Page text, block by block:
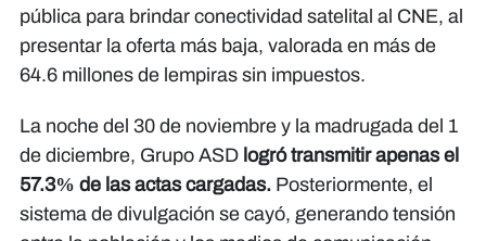
pública para brindar conectividad satelital al CNE, al
presentar la oferta más baja, valorada en más de
64.6 millones de lempiras sin impuestos.
La noche del 30 de noviembre y la madrugada del 1
de diciembre, Grupo ASD logró transmitir apenas el
57.3% de las actas cargadas. Posteriormente, el
sistema de divulgación se cayó, generando tensión